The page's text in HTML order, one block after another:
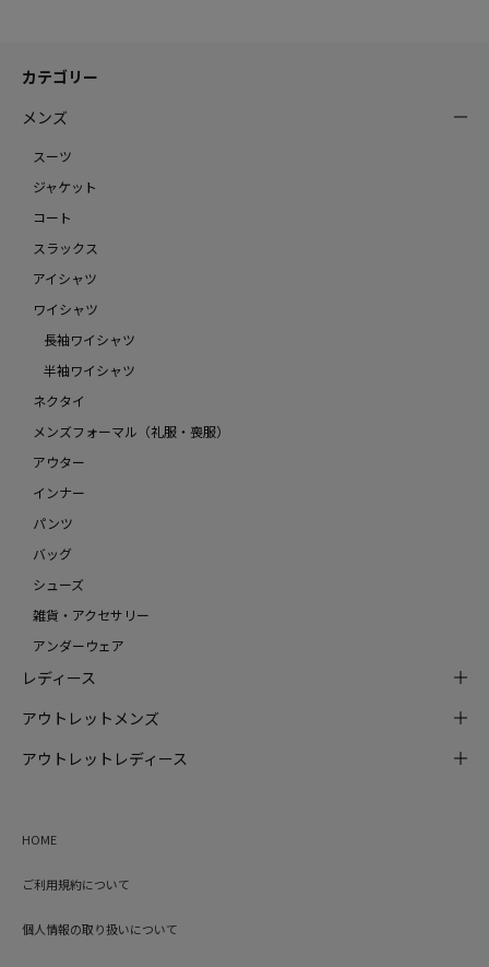
カテゴリー
メンズ
スーツ
ジャケット
コート
スラックス
アイシャツ
ワイシャツ
長袖ワイシャツ
半袖ワイシャツ
ネクタイ
メンズフォーマル（礼服・喪服）
アウター
インナー
パンツ
バッグ
シューズ
雑貨・アクセサリー
アンダーウェア
レディース
アウトレットメンズ
アウトレットレディース
HOME
ご利用規約について
個人情報の取り扱いについて